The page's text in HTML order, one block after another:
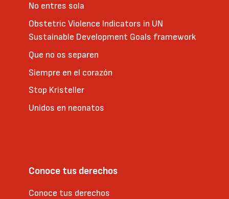
No entres sola
Obstetric Violence Indicators in UN
Sustainable Development Goals framework
Que no os separen
Siempre en el corazón
Stop Kristeller
Unidos en neonatos
Conoce tus derechos
Conoce tus derechos